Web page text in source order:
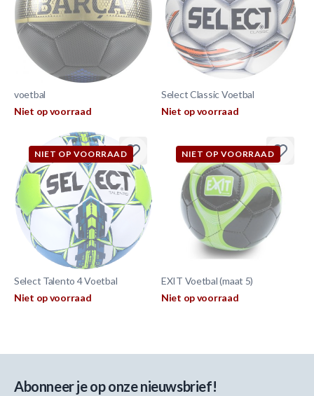
voetbal
Niet op voorraad
Select Classic Voetbal
Niet op voorraad
NIET OP VOORRAAD
Select Talento 4 Voetbal
Niet op voorraad
NIET OP VOORRAAD
EXIT Voetbal (maat 5)
Niet op voorraad
Abonneer je op onze nieuwsbrief!